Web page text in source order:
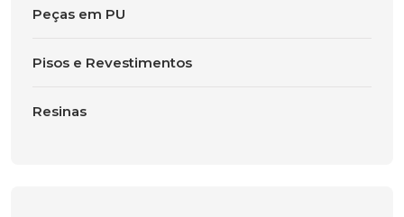
Peças em PU
Pisos e Revestimentos
Resinas